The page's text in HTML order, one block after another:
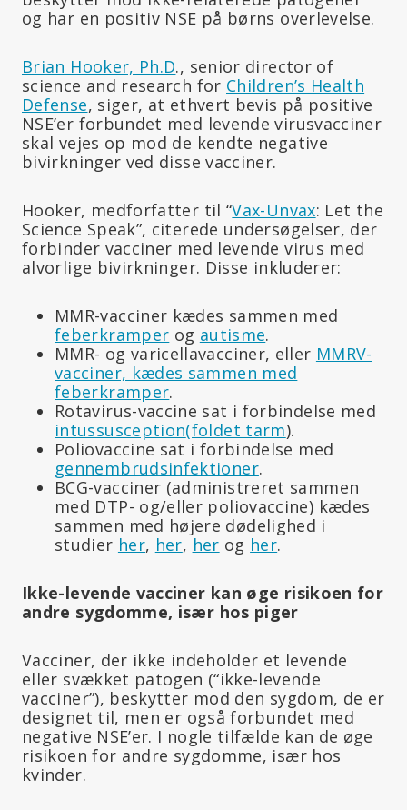
og har en positiv NSE på børns overlevelse.
Brian Hooker, Ph.D., senior director of
science and research for Children’s Health
Defense, siger, at ethvert bevis på positive
NSE’er forbundet med levende virusvacciner
skal vejes op mod de kendte negative
bivirkninger ved disse vacciner.
Hooker, medforfatter til “Vax-Unvax: Let the
Science Speak”, citerede undersøgelser, der
forbinder vacciner med levende virus med
alvorlige bivirkninger. Disse inkluderer:
MMR-vacciner kædes sammen med
feberkramper og autisme.
MMR- og varicellavacciner, eller MMRV-
vacciner, kædes sammen med
feberkramper.
Rotavirus-vaccine sat i forbindelse med
intussusception(foldet tarm).
Poliovaccine sat i forbindelse med
gennembrudsinfektioner.
BCG-vacciner (administreret sammen
med DTP- og/eller poliovaccine) kædes
sammen med højere dødelighed i
studier her, her, her og her.
Ikke-levende vacciner kan øge risikoen for
andre sygdomme, især hos piger
Vacciner, der ikke indeholder et levende
eller svækket patogen (“ikke-levende
vacciner”), beskytter mod den sygdom, de er
designet til, men er også forbundet med
negative NSE’er. I nogle tilfælde kan de øge
risikoen for andre sygdomme, især hos
kvinder.